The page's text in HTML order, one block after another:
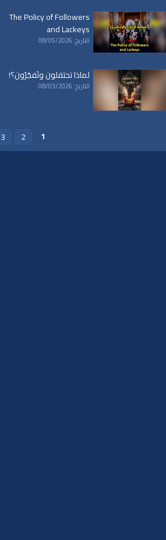
The Policy of Followers
and Lackeys
التاريخ: 08/05/2026
لماذا تحتفلون وتَفجُرُون؟!
التاريخ: 08/03/2026
1
2
3